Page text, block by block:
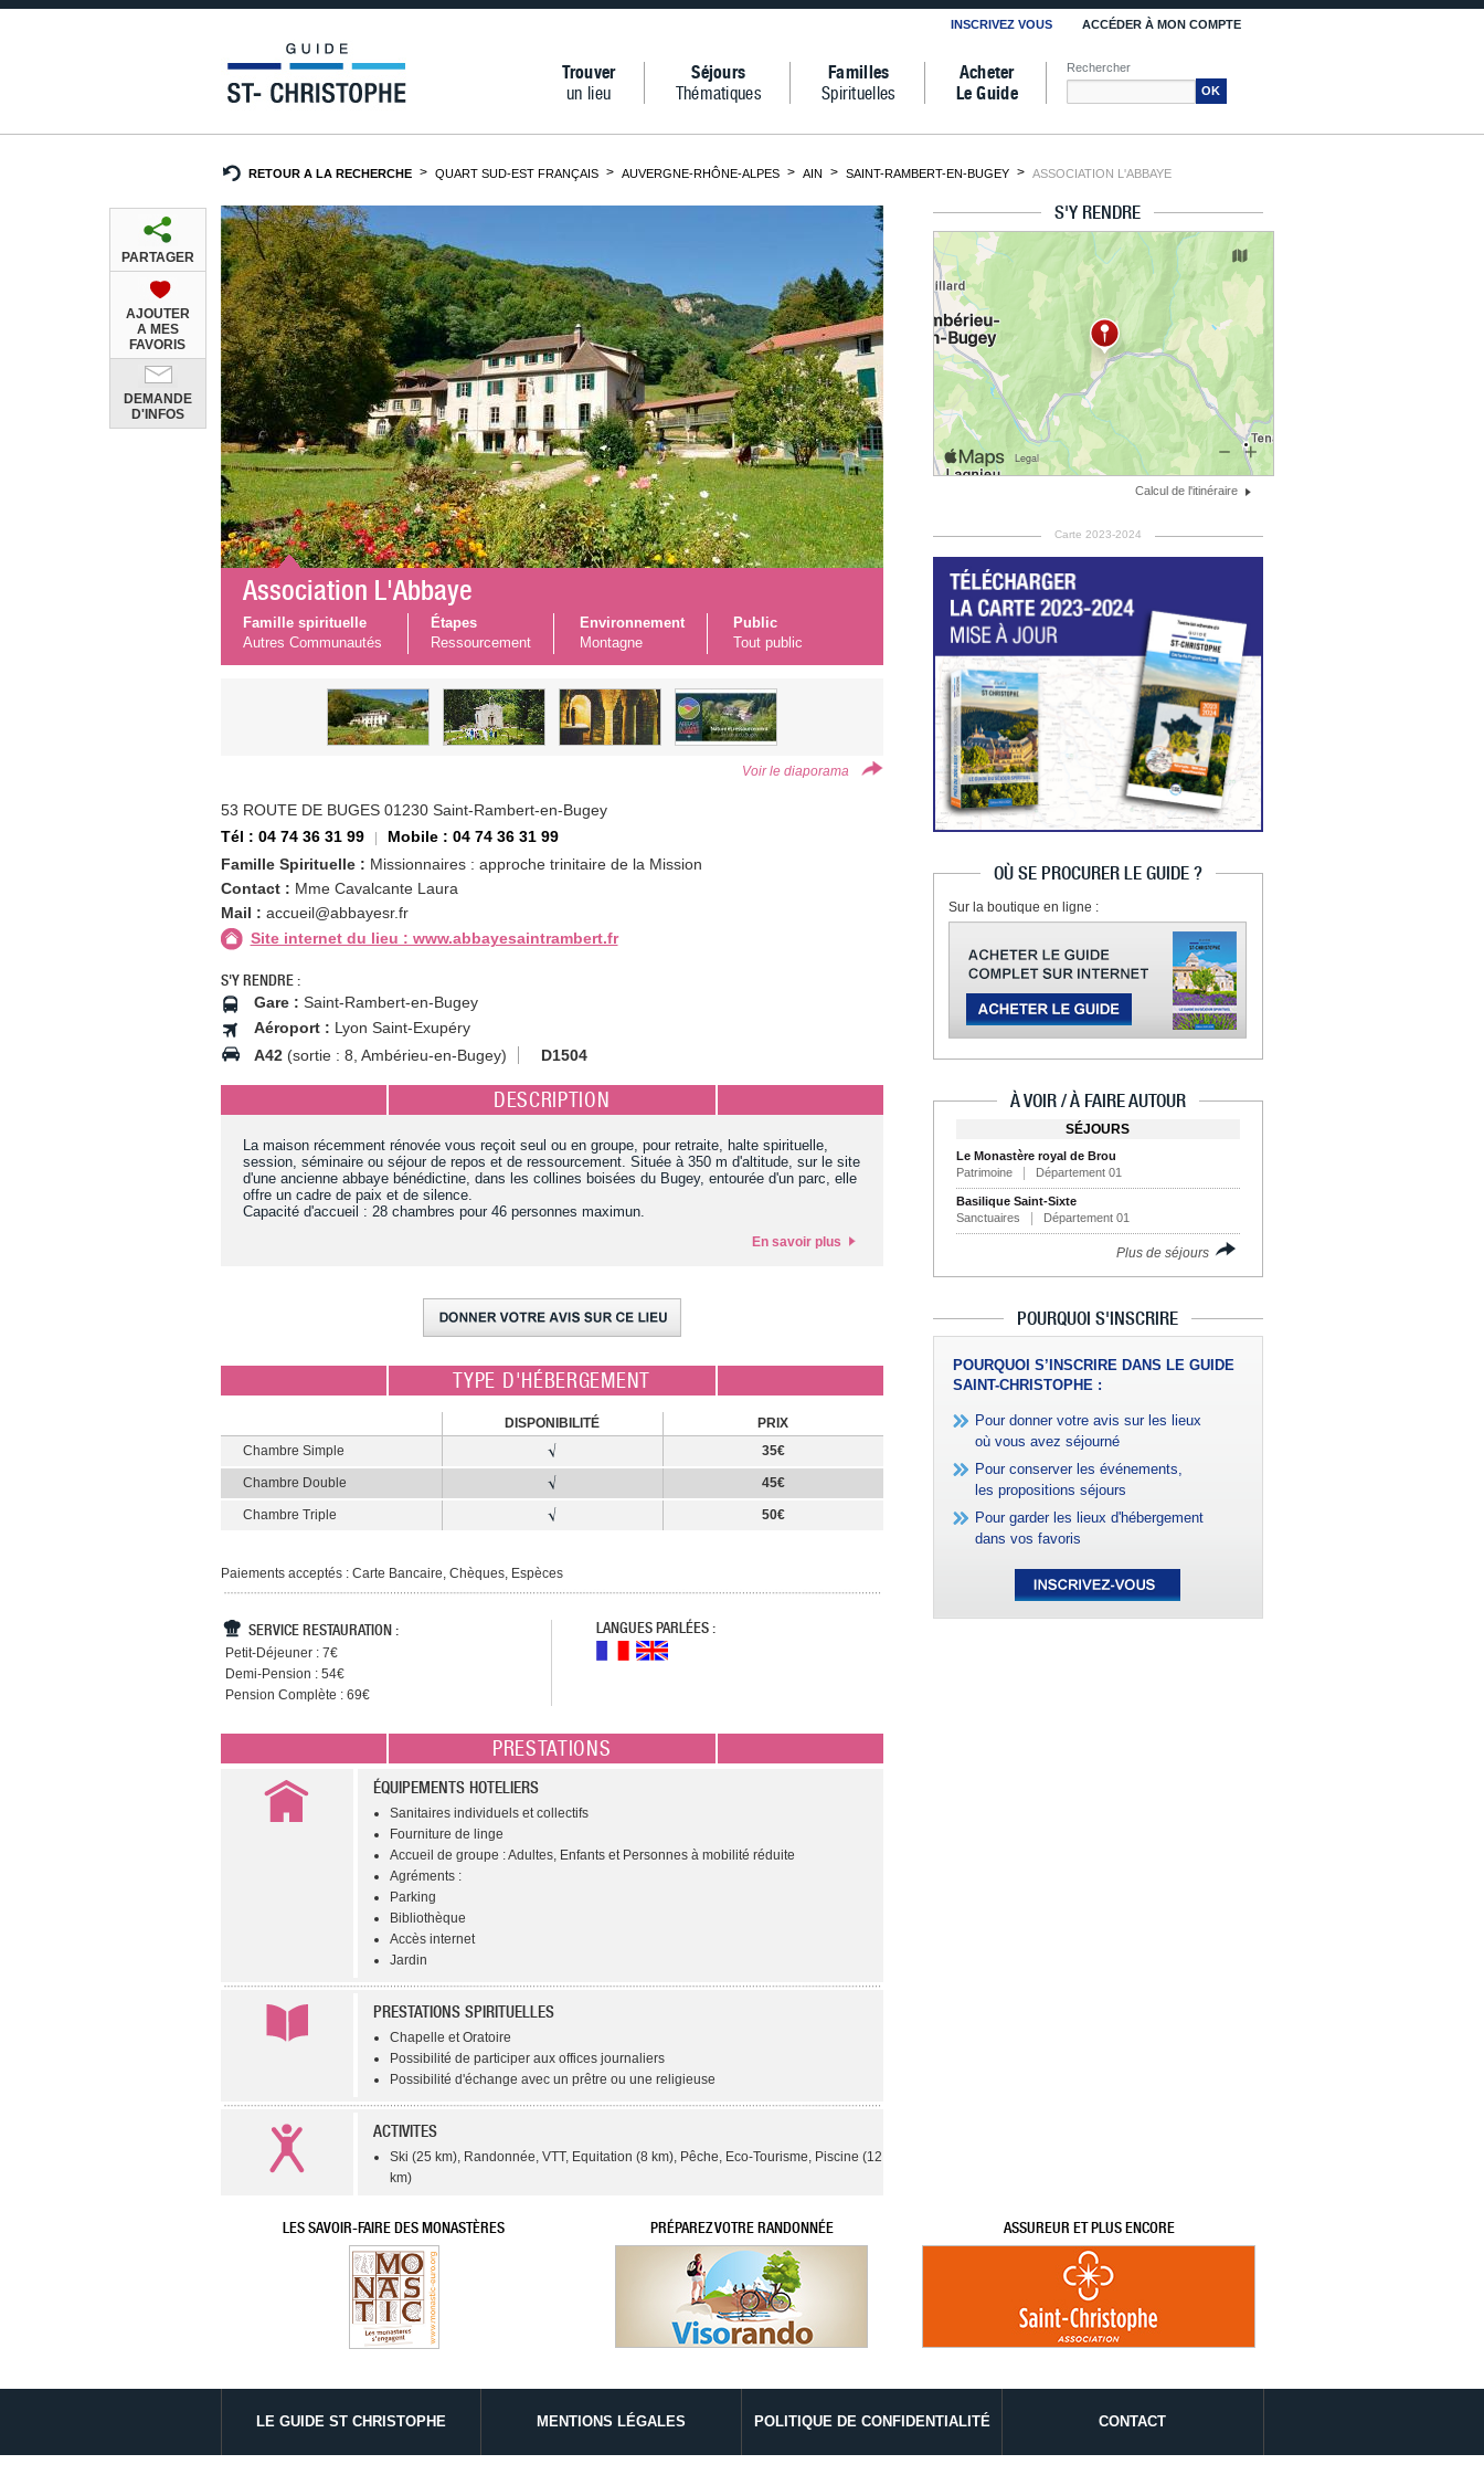
INSCRIVEZ VOUS ACCÉDER À MON COMPTE
Trouver
un lieu
Séjours
Thématiques
Familles
Spirituelles
Acheter
Le Guide
Rechercher
OK
RETOUR A LA RECHERCHE QUART SUD-EST FRANÇAIS AUVERGNE-RHÔNE-ALPES AIN SAINT-RAMBERT-EN-BUGEY ASSOCIATION L'ABBAYE
Association L'Abbaye
Famille spirituelle
Autres Communautés
Étapes
Ressourcement
Environnement
Montagne
Public
Tout public
Voir le diaporama
53 ROUTE DE BUGES 01230 Saint-Rambert-en-Bugey
Tél : 04 74 36 31 99
Mobile : 04 74 36 31 99
Famille Spirituelle : Missionnaires : approche trinitaire de la Mission
Contact : Mme Cavalcante Laura
Mail : accueil@abbayesr.fr
Site internet du lieu : www.abbayesaintrambert.fr
S'Y RENDRE :
Gare : Saint-Rambert-en-Bugey
Aéroport : Lyon Saint-Exupéry
A42 (sortie : 8, Ambérieu-en-Bugey) D1504
DESCRIPTION
La maison récemment rénovée vous reçoit seul ou en groupe, pour retraite, halte spirituelle,
session, séminaire ou séjour de repos et de ressourcement. Située à 350 m d'altitude, sur le site
d'une ancienne abbaye bénédictine, dans les collines boisées du Bugey, entourée d'un parc, elle
offre un cadre de paix et de silence.
Capacité d'accueil : 28 chambres pour 46 personnes maximun.
En savoir plus
TYPE D'HÉBERGEMENT
DISPONIBILITÉ
PRIX
Chambre Simple
35€
Chambre Double 45€
Chambre Triple 50€
Paiements acceptés : Carte Bancaire, Chèques, Espèces
SERVICE RESTAURATION :
Petit-Déjeuner : 7€
Demi-Pension : 54€
Pension Complète : 69€
LANGUES PARLÉES :
PRESTATIONS
ÉQUIPEMENTS HOTELIERS
Sanitaires individuels et collectifs
Fourniture de linge
Accueil de groupe : Adultes, Enfants et Personnes à mobilité réduite
Agréments :
Parking
Bibliothèque
Accès internet
Jardin
PRESTATIONS SPIRITUELLES
Chapelle et Oratoire
Possibilité de participer aux offices journaliers
Possibilité d'échange avec un prêtre ou une religieuse
ACTIVITES
Ski (25 km), Randonnée, VTT, Equitation (8 km), Pêche, Eco-Tourisme, Piscine (12
km)
PARTAGER
AJOUTER
A MES
FAVORIS
DEMANDE
D'INFOS
S'Y RENDRE
Calcul de l'itinéraire
Carte 2023-2024
OÙ SE PROCURER LE GUIDE ?
Sur la boutique en ligne :
À VOIR / À FAIRE AUTOUR
SÉJOURS
Le Monastère royal de Brou
Patrimoine
Département 01
Basilique Saint-Sixte
Sanctuaires
Département 01
Plus de séjours
POURQUOI S'INSCRIRE
POURQUOI S’INSCRIRE DANS LE GUIDE
SAINT-CHRISTOPHE :
Pour donner votre avis sur les lieux
où vous avez séjourné
Pour conserver les événements,
les propositions séjours
Pour garder les lieux d'hébergement
dans vos favoris
LES SAVOIR-FAIRE DES MONASTÈRES PRÉPAREZ VOTRE RANDONNÉE ASSUREUR ET PLUS ENCORE
LE GUIDE ST CHRISTOPHE MENTIONS LÉGALES POLITIQUE DE CONFIDENTIALITÉ CONTACT